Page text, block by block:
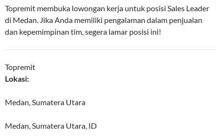
Topremit membuka lowongan kerja untuk posisi Sales Leader
di Medan. Jika Anda memiliki pengalaman dalam penjualan
dan kepemimpinan tim, segera lamar posisi ini!
Topremit
Lokasi:
Medan, Sumatera Utara
Medan,Sumatera Utara, ID